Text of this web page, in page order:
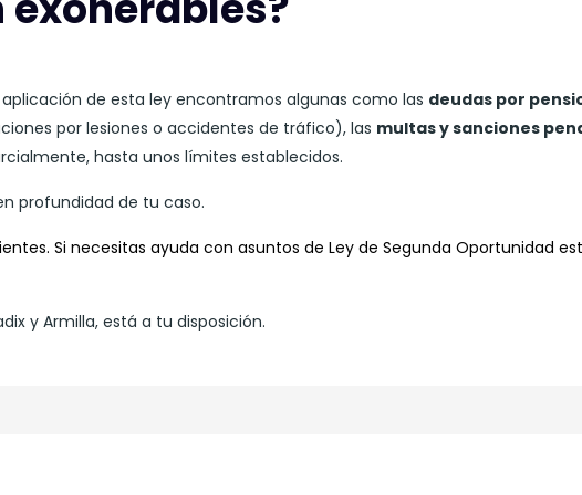
de esta ley encontramos algunas como las deudas por
por lesiones o accidentes de tráfico), las multas y sanciones
hasta unos límites establecidos.
profundidad de tu caso.
Si necesitas ayuda con asuntos de Ley de Segunda Oportunidad
y Armilla, está a tu disposición.